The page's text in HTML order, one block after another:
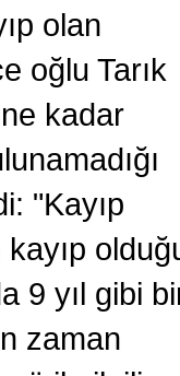
olan
oğlu Tarık
kadar
"Kayıp
9 yıl gibi
zaman